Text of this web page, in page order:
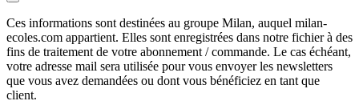
Ces informations sont destinées au groupe Milan, auquel milan-
ecoles.com appartient. Elles sont enregistrées dans notre fichier à des
fins de traitement de votre abonnement / commande. Le cas échéant,
votre adresse mail sera utilisée pour vous envoyer les newsletters
que vous avez demandées ou dont vous bénéficiez en tant que
client.